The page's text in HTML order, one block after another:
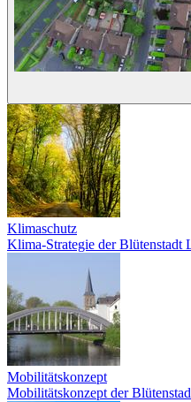
Klimaschutz
Klima-Strategie der Blütenstadt
Mobilitätskonzept
Mobilitätskonzept der